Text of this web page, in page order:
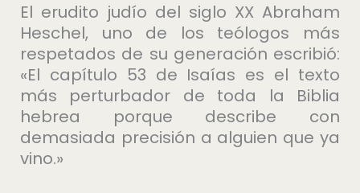
El erudito judío del siglo XX Abraham
Heschel, uno de los teólogos más
respetados de su generación escribió:
«El capítulo 53 de Isaías es el texto
más perturbador de toda la Biblia
hebrea porque describe con
demasiada precisión a alguien que ya
vino.»